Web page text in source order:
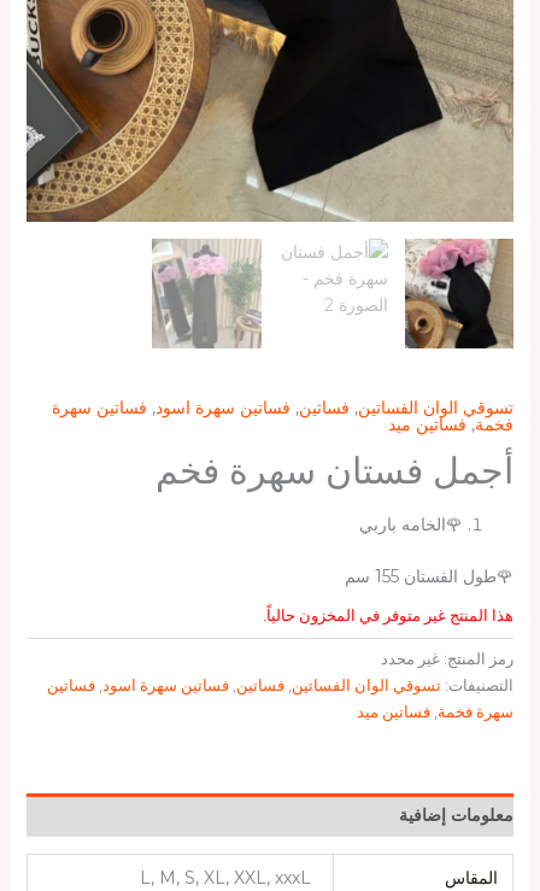
تسوقي الوان الفساتين, فساتين, فساتين سهرة اسود, فساتين سهرة
فخمة,فساتين ميد
أجمل فستان سهرة فخم
🌹الخامه باربي
🌹طول الفستان 155 سم
هذا المنتج غير متوفر في المخزون حالياً.
رمز المنتج: غير محدد
التصنيفات: تسوقي الوان الفساتين, فساتين, فساتين سهرة اسود, فساتين
سهرة فخمة, فساتين ميد
معلومات إضافية
المقاس L, M, S, XL, XXL, xxxL